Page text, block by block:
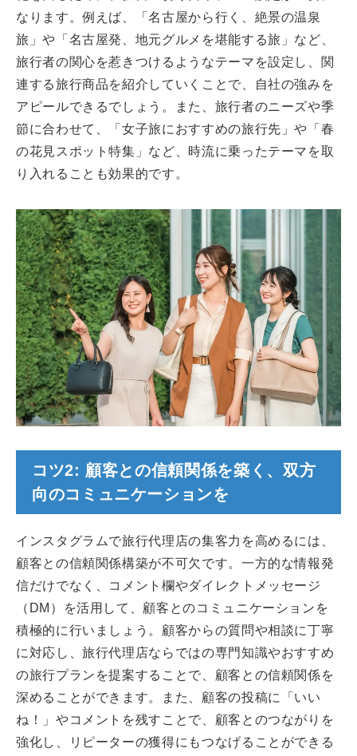
なります。例えば、「名古屋から行く、絶景の温泉
旅」や「名古屋発、地元グルメを堪能する旅」など、
旅行者の関心を惹きつけるようなテーマを設定し、関
連する旅行商品を紹介していくことで、自社の強みを
アピールできるでしょう。また、旅行者のニーズや季
節に合わせて、「女子旅におすすめの旅行先」や「春
の花見スポット特集」など、時流に乗ったテーマを取
り入れることも効果的です。
コツ2: 顧客との信頼関係を築く、双方
向のコミュニケーションを
インスタグラムで旅行代理店の集客力を高めるには、
顧客との信頼関係構築が不可欠です。一方的な情報発
信だけでなく、コメント欄やダイレクトメッセージ
（DM）を活用して、顧客とのコミュニケーションを
積極的に行いましょう。顧客からの質問や相談に丁寧
に対応し、旅行代理店ならではの専門知識やおすすめ
の旅行プランを提案することで、顧客との信頼関係を
深めることができます。また、顧客の投稿に「いい
ね！」やコメントを残すことで、顧客とのつながりを
強化し、リピーターの獲得にもつなげることができる